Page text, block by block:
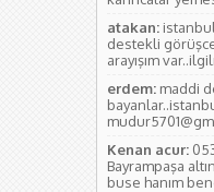
atakan:
destekli
arayışım
erdem: maddi
Kenan acur:
Bayrampaşa
buse hanım